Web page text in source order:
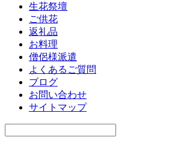
生花祭壇
ご供花
返礼品
お料理
僧侶様派遣
よくあるご質問
ブログ
お問い合わせ
サイトマップ